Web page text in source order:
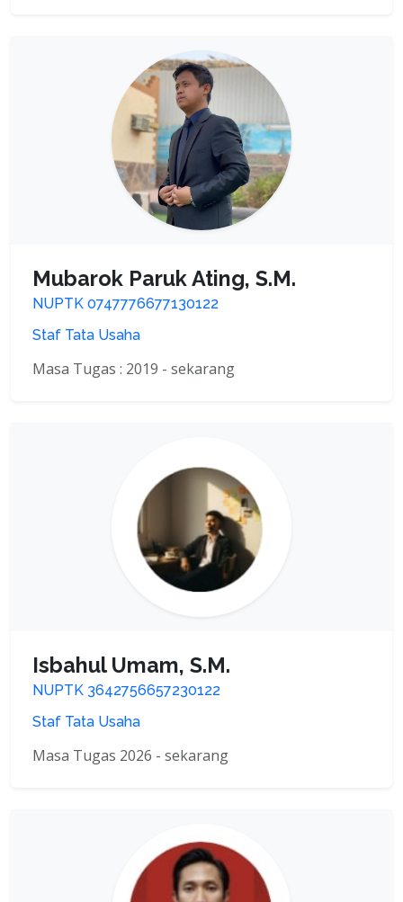
Mubarok Paruk Ating, S.M.
NUPTK 0747776677130122
Staf Tata Usaha
Masa Tugas : 2019 - sekarang
Isbahul Umam, S.M.
NUPTK 3642756657230122
Staf Tata Usaha
Masa Tugas 2026 - sekarang